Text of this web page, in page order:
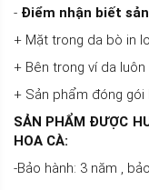
- Điểm nhận biết
+ Mặt trong da bò in
+ Bên trong ví da
+ Sản phẩm đóng
SẢN PHẨM ĐƯỢC
HOA CÀ:
-Bảo hành: 3 năm ,